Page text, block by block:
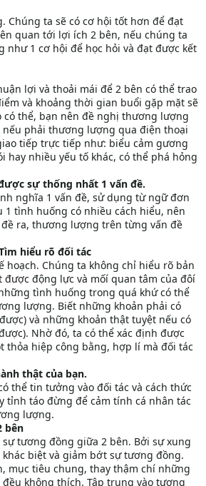
Chúng ta sẽ có cơ hội tốt hơn để đạt
quan tới lợi ích 2 bên, nếu chúng ta
như 1 cơ hội để học hỏi và đạt được kết
lợi và thoải mái để 2 bên có thể trao
và khoảng thời gian buổi gặp mặt sẽ
có thể, bạn nên đề nghị thương lượng
nếu phải thương lượng qua điện thoại
tiếp trực tiếp như: biểu cảm gương
hay nhiều yếu tố khác, có thể phá hỏng
sự thống nhất 1 vấn đề.
nghĩa 1 vấn đề, sử dụng từ ngữ đơn
1 tình huống có nhiều cách hiểu, nên
ra, thương lượng trên từng vấn đề
hiểu rõ đối tác
hoạch. Chúng ta không chỉ hiểu rõ bản
động lực và mốí quan tâm của đôí
tình huống trong quá khứ có thể
lượng. Biết những khoản phải có
và những khoản thật tuyệt nếu có
Nhờ đó, ta có thể xác định được
thỏa hiệp công bằng, hợp lí mà đối tác
thật của bạn.
thể tin tưởng vào đối tác và cách thức
tỉnh táo đừng để cảm tính cá nhân tác
lượng.
bên
sự tương đồng giữa 2 bên. Bởi sự xung
biệt và giảm bớt sự tương đồng.
mục tiêu chung, thay thậm chí những
không thích. Tập trung vào tương